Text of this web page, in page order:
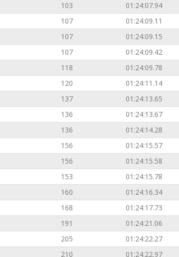
103 01:24:07.94
107 01:24:09.11
107 01:24:09.15
107 01:24:09.42
118 01:24:09.78
120 01:24:11.14
137 01:24:13.65
136 01:24:13.67
136 01:24:14.28
156 01:24:15.57
156 01:24:15.58
153 01:24:15.78
160 01:24:16.34
168 01:24:17.73
191 01:24:21.06
205 01:24:22.27
210 01:24:22.97